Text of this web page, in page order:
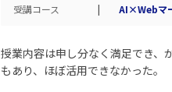
受講コース | AI×Webマ
授業内容は申し分なく満足でき、
もあり、ほぼ活用できなかった。